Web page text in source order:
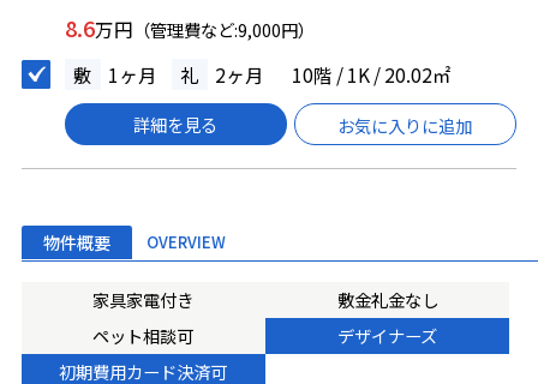
8.6万円 （管理費など:9,000円）
敷 1ヶ月 礼 2ヶ月 10階 / 1K / 20.02㎡
詳細を見る お気に入りに追加
物件概要 OVERVIEW
家具家電付き
敷金礼金なし
ペット相談可
デザイナーズ
初期費用カード決済可